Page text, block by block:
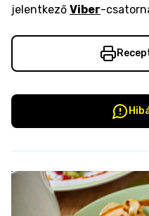
jelentkező Viber-